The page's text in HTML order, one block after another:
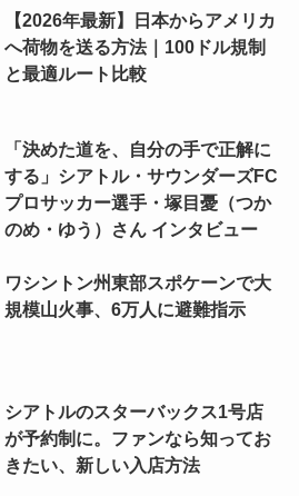
【2026年最新】日本からアメリカ
へ荷物を送る方法｜100ドル規制
と最適ルート比較
「決めた道を、自分の手で正解に
する」シアトル・サウンダーズFC
プロサッカー選手・塚目憂（つか
のめ・ゆう）さん インタビュー
ワシントン州東部スポケーンで大
規模山火事、6万人に避難指示
シアトルのスターバックス1号店
が予約制に。ファンなら知ってお
きたい、新しい入店方法